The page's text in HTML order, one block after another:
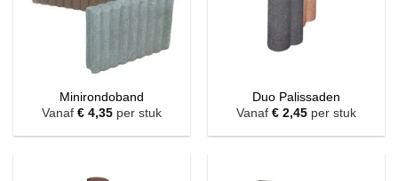
Minirondoband
Vanaf € 4,35 per stuk
Duo Palissaden
Vanaf € 2,45 per stuk